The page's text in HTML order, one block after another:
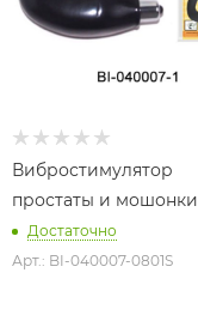
Вибростимулятор
простаты и мошонки
Достаточно
Арт.: BI-040007-0801S